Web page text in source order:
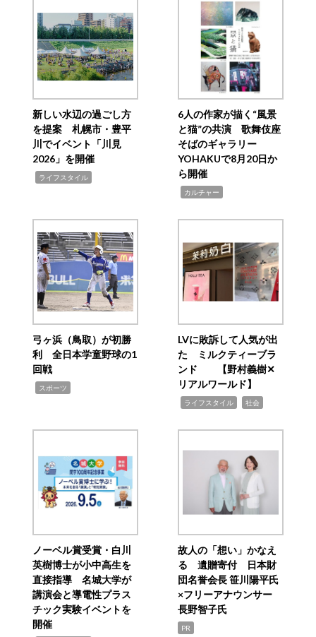
新しい水辺の過ごし方
を提案 札幌市・豊平
川でイベント「川見
2026」を開催
ライフスタイル
6人の作家が描く“風景
と猫”の共演 歌舞伎座
そばのギャラリー
YOHAKUで8月20日か
ら開催
カルチャー
弓ヶ浜（鳥取）が初勝
利 全日本学童野球の1
回戦
スポーツ
LVに敗訴して人気が出
た ミルクティーブラ
ンド 【野村義樹✕
リアルワールド】
ライフスタイル 社会
ノーベル賞受賞・白川
英樹博士が小中高生を
直接指導 名城大学が
講演会と導電性プラス
チック実験イベントを
開催
故人の「想い」かなえ
る 遺贈寄付 日本財
団名誉会長 笹川陽平氏
×フリーアナウンサー
長野智子氏
PR